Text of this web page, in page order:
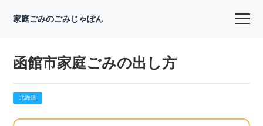
家庭ごみのごみじゃぽん
函館市家庭ごみの出し方
北海道